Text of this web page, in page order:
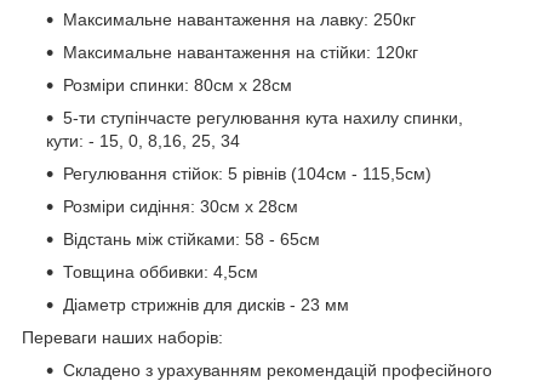
Максимальне навантаження на лавку: 250кг
Максимальне навантаження на стійки: 120кг
Розміри спинки: 80см x 28см
5-ти ступінчасте регулювання кута нахилу спинки,
кути: - 15, 0, 8,16, 25, 34
Регулювання стійок: 5 рівнів (104см - 115,5см)
Розміри сидіння: 30см x 28см
Відстань між стійками: 58 - 65см
Товщина оббивки: 4,5см
Діаметр стрижнів для дисків - 23 мм
Переваги наших наборів:
Складено з урахуванням рекомендацій професійного